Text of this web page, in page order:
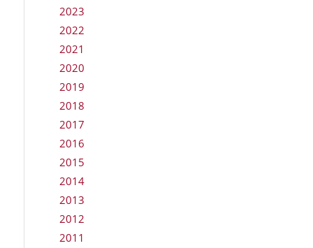
2023
2022
2021
2020
2019
2018
2017
2016
2015
2014
2013
2012
2011